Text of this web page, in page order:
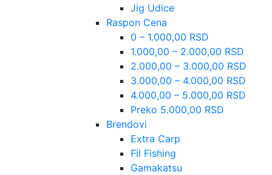
Jig Udice
Raspon Cena
0 – 1.000,00 RSD
1.000,00 – 2.000,00 RSD
2.000,00 – 3.000,00 RSD
3.000,00 – 4.000,00 RSD
4.000,00 – 5.000,00 RSD
Preko 5.000,00 RSD
Brendovi
Extra Carp
Fil Fishing
Gamakatsu